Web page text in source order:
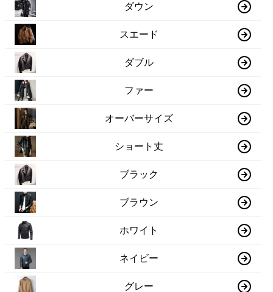
ダウン
スエード
ダブル
ファー
オーバーサイズ
ショート丈
ブラック
ブラウン
ホワイト
ネイビー
グレー